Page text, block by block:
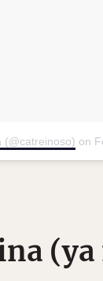
(@catreinoso) on